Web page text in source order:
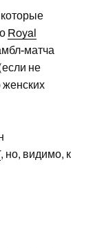
Royal
матча
не
женских
, но, видимо, к